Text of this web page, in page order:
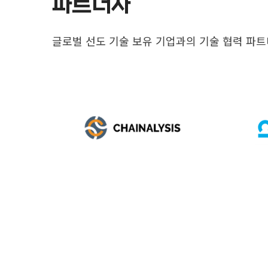
글로벌 선도 기술 보유 기업과의 기술 협력 파